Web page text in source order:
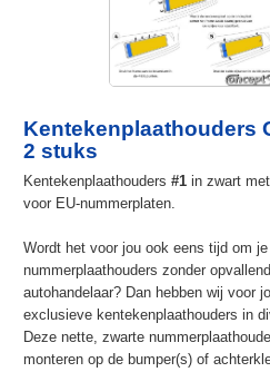
Kentekenplaathouders
2 stuks
Kentekenplaathouders #1in zwart
voor EU-nummerplaten.
Wordt het voor jou ook eens tijd om
nummerplaathouders zonder
autohandelaar? Dan hebben wij voor
exclusieve kentekenplaathouders in
Deze nette, zwarte
monteren op de bumper(s) of